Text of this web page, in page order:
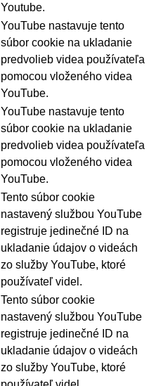
Youtube.
YouTube nastavuje tento
súbor cookie na ukladanie
predvolieb videa používateľa
pomocou vloženého videa
YouTube.
YouTube nastavuje tento
súbor cookie na ukladanie
predvolieb videa používateľa
pomocou vloženého videa
YouTube.
Tento súbor cookie
nastavený službou YouTube
registruje jedinečné ID na
ukladanie údajov o videách
zo služby YouTube, ktoré
používateľ videl.
Tento súbor cookie
nastavený službou YouTube
registruje jedinečné ID na
ukladanie údajov o videách
zo služby YouTube, ktoré